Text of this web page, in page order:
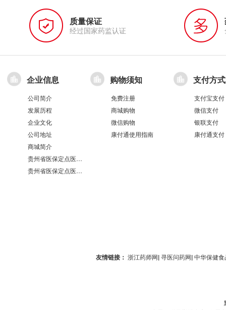
质量保证
经过国家药监认证
企业信息
公司简介
发展历程
企业文化
公司地址
商城简介
贵州省医保定点医疗机构医保服务情况表（第551分店）
贵州省医保定点医疗机构医保服务情况表（第100分店）
购物须知
免费注册
商城购物
微信购物
康付通使用指南
支付方式
支付宝支付
微信支付
银联支付
康付通支付
友情链接： 浙江药师网| 寻医问药网| 中华保健食